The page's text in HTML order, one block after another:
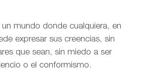
mundo donde cualquiera, en
expresar sus creencias, sin
que sean, sin miedo a ser
o el conformismo.